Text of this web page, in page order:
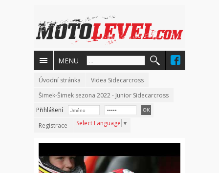
MENU
Úvodní stránka
Videa Sidecarcross
Šimek-Šimek sezona 2022 - Junior Sidecarcross
Přihlášení
Registrace
Select Language ▼